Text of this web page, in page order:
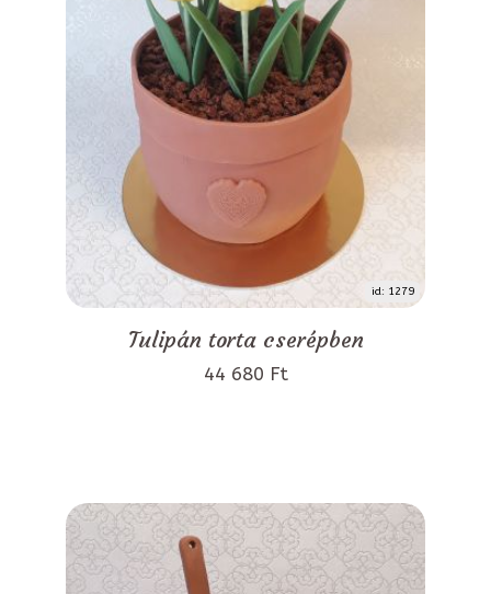
id: 1279
Tulipán torta cserépben
44 680 Ft